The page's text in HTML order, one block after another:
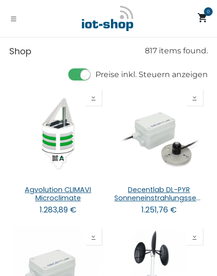
0
Shop 817 items found.
Preise inkl. Steuern anzeigen
Agvolution CLIMAVI
Microclimate
1.283,89€
Decentlab DL-PYR
Sonneneinstrahlungssensor
1.251,76€